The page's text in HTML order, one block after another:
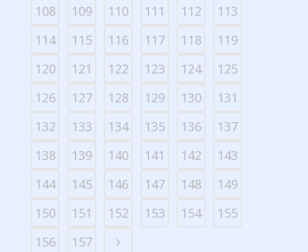
108
109 110 111 112
113
114
115 116 117 118
119
120
121 122 123 124
125
126
127 128 129 130
131
132
133 134 135 136
137
138
139 140 141 142
143
144
145 146 147 148
149
150
151 152 153 154
155
156
157